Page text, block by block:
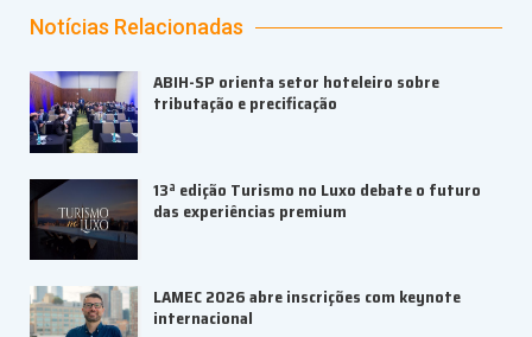
Notícias Relacionadas
ABIH-SP orienta setor hoteleiro sobre
tributação e precificação
13ª edição Turismo no Luxo debate o futuro
das experiências premium
LAMEC 2026 abre inscrições com keynote
internacional